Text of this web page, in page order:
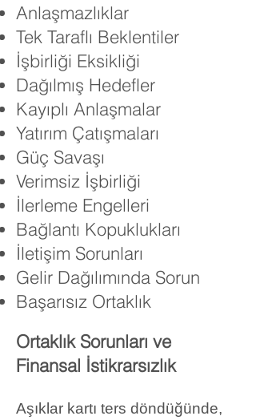
Anlaşmazlıklar
Tek Taraflı Beklentiler
İşbirliği Eksikliği
Dağılmış Hedefler
Kayıplı Anlaşmalar
Yatırım Çatışmaları
Güç Savaşı
Verimsiz İşbirliği
İlerleme Engelleri
Bağlantı Kopuklukları
İletişim Sorunları
Gelir Dağılımında Sorun
Başarısız Ortaklık
Ortaklık Sorunları ve
Finansal İstikrarsızlık
Aşıklar kartı ters döndüğünde,